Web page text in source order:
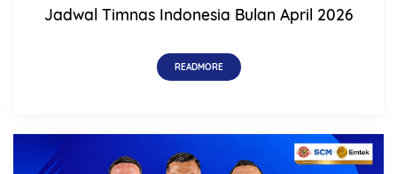
Jadwal Timnas Indonesia Bulan April 2026
READMORE